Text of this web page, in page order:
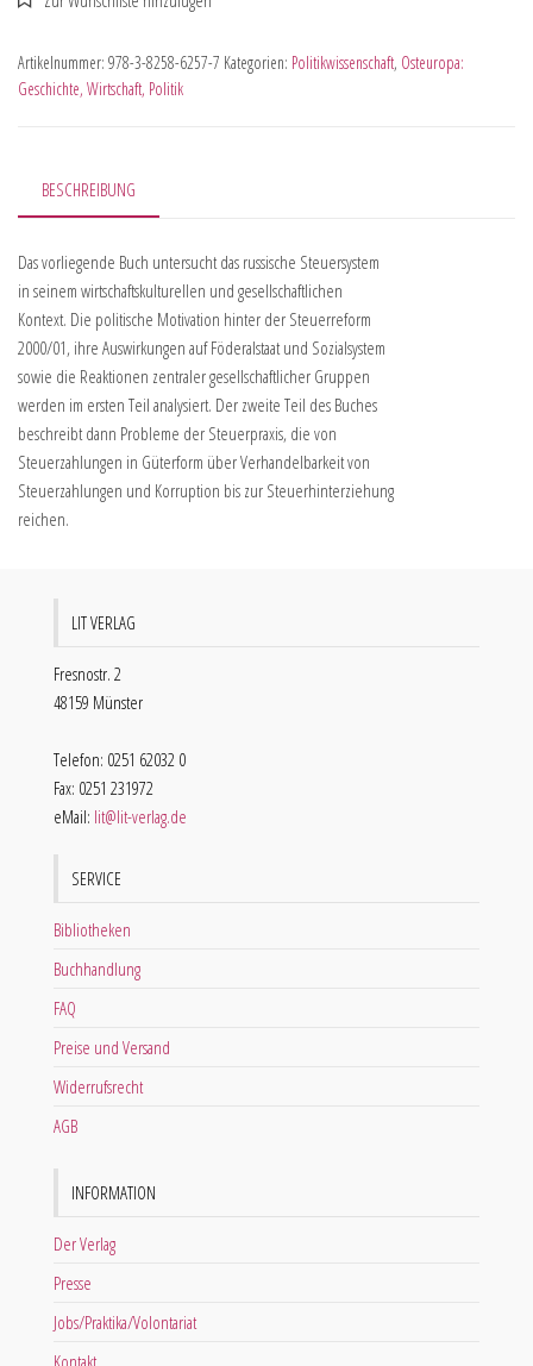
Artikelnummer: 978-3-8258-6257-7 Kategorien: Politikwissenschaft, Osteuropa:
Geschichte, Wirtschaft, Politik
BESCHREIBUNG
Das vorliegende Buch untersucht das russische Steuersystem
in seinem wirtschaftskulturellen und gesellschaftlichen
Kontext. Die politische Motivation hinter der Steuerreform
2000/01, ihre Auswirkungen auf Föderalstaat und Sozialsystem
sowie die Reaktionen zentraler gesellschaftlicher Gruppen
werden im ersten Teil analysiert. Der zweite Teil des Buches
beschreibt dann Probleme der Steuerpraxis, die von
Steuerzahlungen in Güterform über Verhandelbarkeit von
Steuerzahlungen und Korruption bis zur Steuerhinterziehung
reichen.
LIT VERLAG
Fresnostr. 2
48159 Münster
Telefon: 0251 62032 0
Fax: 0251 231972
eMail: lit@lit-verlag.de
SERVICE
Bibliotheken
Buchhandlung
FAQ
Preise und Versand
Widerrufsrecht
AGB
INFORMATION
Der Verlag
Presse
Jobs/Praktika/Volontariat